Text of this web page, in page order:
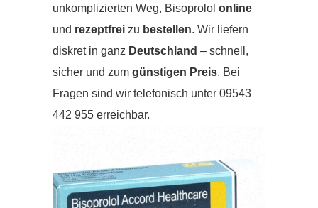
unkomplizierten Weg, Bisoprolol online
und rezeptfreizu bestellen. Wir liefern
diskret in ganz Deutschland – schnell,
sicher und zumgünstigen Preis. Bei
Fragen sind wir telefonisch unter 09543
442 955 erreichbar.